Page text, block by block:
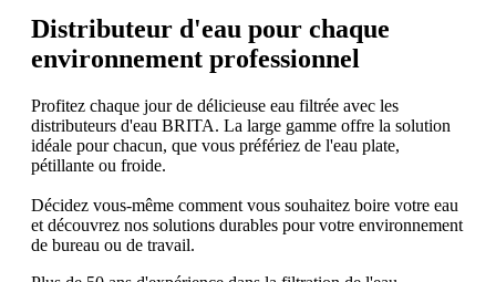
Distributeur d'eau pour chaque
environnement professionnel
Profitez chaque jour de délicieuse eau filtrée avec les
distributeurs d'eau BRITA. La large gamme offre la solution
idéale pour chacun, que vous préfériez de l'eau plate,
pétillante ou froide.
Décidez vous-même comment vous souhaitez boire votre eau
et découvrez nos solutions durables pour votre environnement
de bureau ou de travail.